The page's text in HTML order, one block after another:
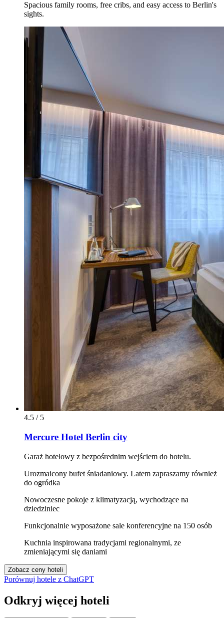
Spacious family rooms, free cribs, and easy access to Berlin's
sights.
4.5 / 5
Mercure Hotel Berlin city
Garaż hotelowy z bezpośrednim wejściem do hotelu.
Urozmaicony bufet śniadaniowy. Latem zapraszamy również
do ogródka
Nowoczesne pokoje z klimatyzacją, wychodzące na
dziedziniec
Funkcjonalnie wyposażone sale konferencyjne na 150 osób
Kuchnia inspirowana tradycjami regionalnymi, ze
zmieniającymi się daniami
Zobacz ceny hoteli
Porównuj hotele z ChatGPT
Odkryj więcej hoteli